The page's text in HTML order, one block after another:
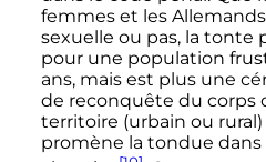
femmes et les
sexuelle ou pas, la tonte
pour une population
ans, mais est plus une
de reconquête du corps
territoire (urbain ou
promène la tondue dans